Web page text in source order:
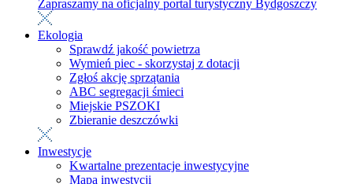
Zapraszamy na oficjalny portal turystyczny Bydgoszczy
Ekologia
Sprawdź jakość powietrza
Wymień piec - skorzystaj z dotacji
Zgłoś akcję sprzątania
ABC segregacji śmieci
Miejskie PSZOKI
Zbieranie deszczówki
Inwestycje
Kwartalne prezentacje inwestycyjne
Mapa inwestycji